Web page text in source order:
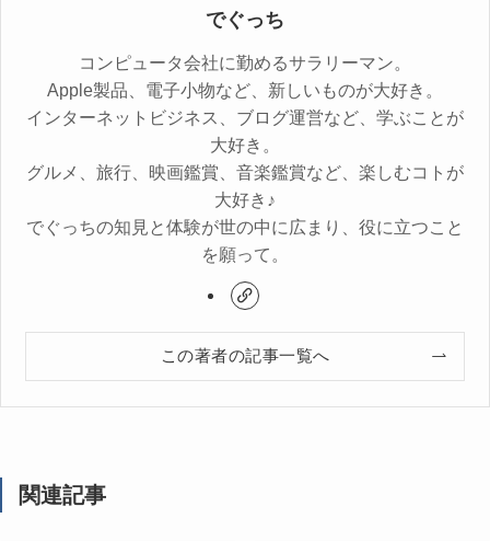
でぐっち
コンピュータ会社に勤めるサラリーマン。
Apple製品、電子小物など、新しいものが大好き。
インターネットビジネス、ブログ運営など、学ぶことが
大好き。
グルメ、旅行、映画鑑賞、音楽鑑賞など、楽しむコトが
大好き♪
でぐっちの知見と体験が世の中に広まり、役に立つこと
を願って。
この著者の記事一覧へ
関連記事